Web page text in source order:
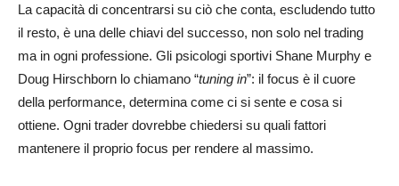
La capacità di concentrarsi su ciò che conta, escludendo tutto
il resto, è una delle chiavi del successo, non solo nel trading
ma in ogni professione. Gli psicologi sportivi Shane Murphy e
Doug Hirschborn lo chiamano “tuning in”: il focus è il cuore
della performance, determina come ci si sente e cosa si
ottiene. Ogni trader dovrebbe chiedersi su quali fattori
mantenere il proprio focus per rendere al massimo.